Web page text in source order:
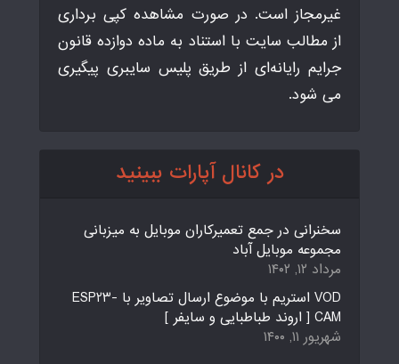
غیرمجاز است. در صورت مشاهده کپی برداری
از مطالب سایت با استناد به ماده دوازده قانون
جرایم رایانه‌ای از طریق پلیس سایبری پیگیری
می شود.
در کانال آپارات ببینید
سخنرانی در جمع تعمیرکاران موبایل به میزبانی
مجموعه موبایل آباد
مرداد ۱۲, ۱۴۰۲
VOD استریم با موضوع ارسال تصاویر با ESP23-
CAM [ اروند طباطبایی و سایفر ]
شهریور ۱۱, ۱۴۰۰